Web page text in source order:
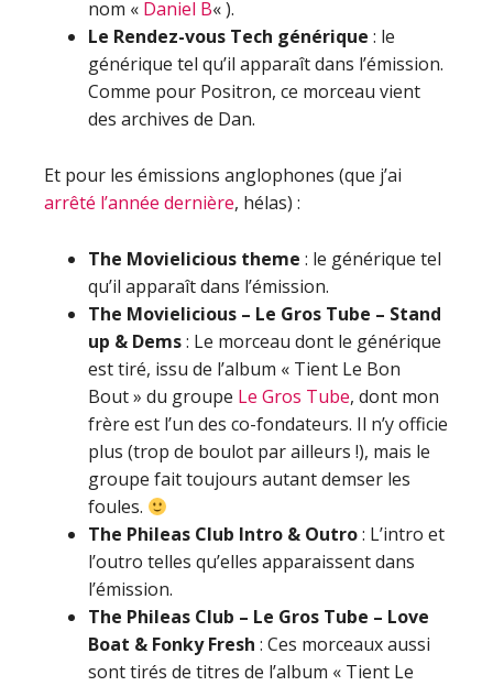
nom « Daniel B« ).
Le Rendez-vous Tech générique : le
générique tel qu’il apparaît dans l’émission.
Comme pour Positron, ce morceau vient
des archives de Dan.
Et pour les émissions anglophones (que j’ai
arrêté l’année dernière, hélas) :
The Movielicious theme : le générique tel
qu’il apparaît dans l’émission.
The Movielicious – Le Gros Tube – Stand
up & Dems: Le morceau dont le générique
est tiré, issu de l’album « Tient Le Bon
Bout » du groupe Le Gros Tube, dont mon
frère est l’un des co-fondateurs. Il n’y officie
plus (trop de boulot par ailleurs !), mais le
groupe fait toujours autant demser les
foules.
The Phileas Club Intro & Outro: L’intro et
l’outro telles qu’elles apparaissent dans
l’émission.
The Phileas Club – Le Gros Tube – Love
Boat & Fonky Fresh : Ces morceaux aussi
sont tirés de titres de l’album « Tient Le